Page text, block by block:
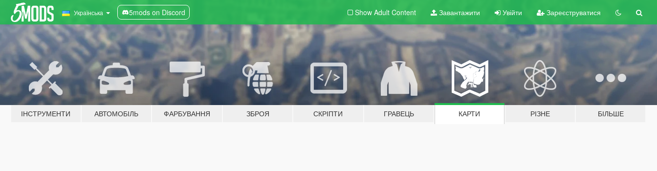
Українська 5mods on Discord Show Adult Content Завантажити Увійти Зареєструватися
ІНСТРУМЕНТИ АВТОМОБІЛЬ ФАРБУВАННЯ ЗБРОЯ СКРІПТИ ГРАВЕЦЬ КАРТИ РІЗНЕ БІЛЬШЕ